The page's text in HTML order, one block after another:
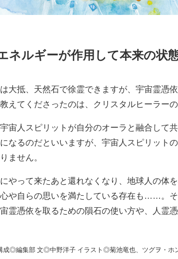
ネルギーが作用して本来の状
大抵、天然石で徐霊できますが、宇宙霊憑
えてくださったのは、クリスタルヒーラーの
宙人スピリットが自分のオーラと融合して
なるのだといいますが、宇宙人スピリット
ません。
やって来たあと還れなくなり、地球人の体
や自らの思いを満たしている存在も……。そ
霊憑依を取るための隕石の使い方や、人霊
成◎編集部 文◎中野洋子 イラスト◎菊池竜也、ツグヲ・ホ